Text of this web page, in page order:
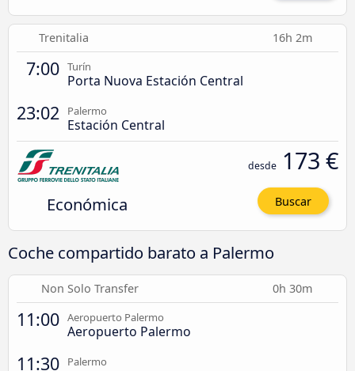
Trenitalia 16h 2m
7:00 Turín
Porta Nuova Estación Central
23:02 Palermo
Estación Central
Económica
desde 173 €
Buscar
Coche compartido barato a Palermo
Non Solo Transfer 0h 30m
11:00 Aeropuerto Palermo
Aeropuerto Palermo
11:30 Palermo